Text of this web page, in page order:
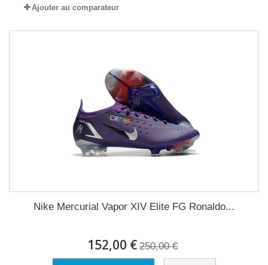
Ajouter au comparateur
Nike Mercurial Vapor XIV Elite FG Ronaldo...
152,00 € 250,00 €